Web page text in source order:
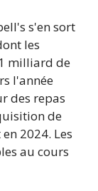
s'en sort
les
milliard de
l'année
des repas
de
2024. Les
au cours